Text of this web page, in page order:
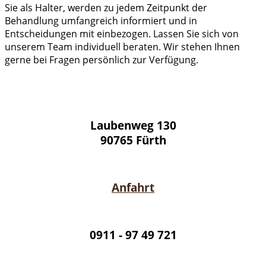
Sie als Halter, werden zu jedem Zeitpunkt der
Behandlung umfangreich informiert und in
Entscheidungen mit einbezogen. Lassen Sie sich von
unserem Team individuell beraten. Wir stehen Ihnen
gerne bei Fragen persönlich zur Verfügung.
Laubenweg 130
90765 Fürth
Anfahrt
0911 - 97 49 721